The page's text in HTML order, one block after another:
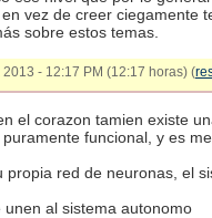
vez de creer ciegamente
sobre estos temas.
2013 - 12:17 PM (12:17 horas) (
el corazon tamien existe
funcional, y es
red de neuronas, el
al sistema autonomo